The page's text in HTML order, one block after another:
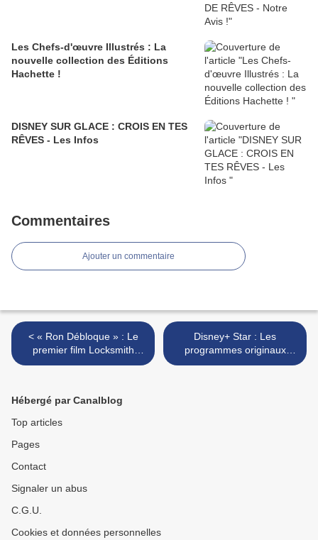
Les Chefs-d'œuvre Illustrés : La
nouvelle collection des Éditions
Hachette !
DISNEY SUR GLACE : CROIS EN TES
RÊVES - Les Infos
Commentaires
Ajouter un commentaire
< « Ron Débloque » : Le
premier film Locksmith
Animation se dévoile !
Disney+ Star : Les
programmes originaux
2021-2022 ! >
Hébergé par Canalblog
Top articles
Pages
Contact
Signaler un abus
C.G.U.
Cookies et données personnelles